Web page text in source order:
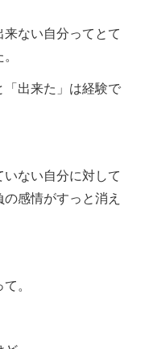
ない自分ってとて
出来た」は経験で
ない自分に対して
感情がすっと消え
。